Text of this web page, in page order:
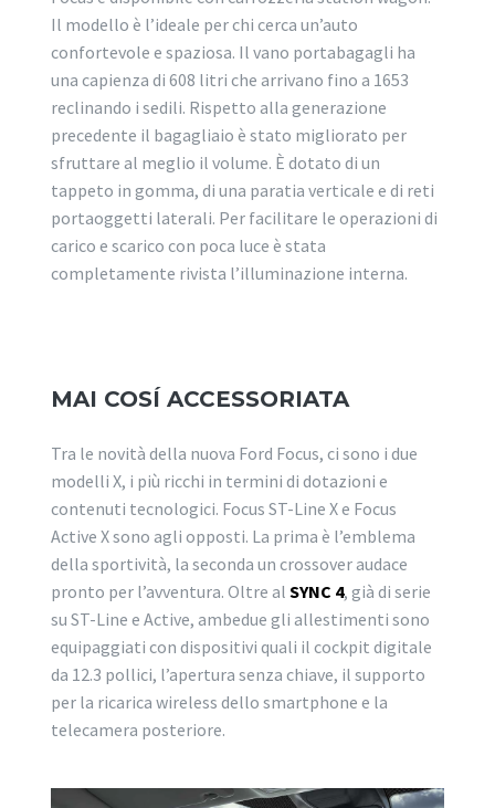
Il modello è l’ideale per chi cerca un’auto
confortevole e spaziosa. Il vano portabagagli ha
una capienza di 608 litri che arrivano fino a 1653
reclinando i sedili. Rispetto alla generazione
precedente il bagagliaio è stato migliorato per
sfruttare al meglio il volume. È dotato di un
tappeto in gomma, di una paratia verticale e di reti
portaoggetti laterali. Per facilitare le operazioni di
carico e scarico con poca luce è stata
completamente rivista l’illuminazione interna.
MAI COSÍ ACCESSORIATA
Tra le novità della nuova Ford Focus, ci sono i due
modelli X, i più ricchi in termini di dotazioni e
contenuti tecnologici. Focus ST-Line X e Focus
Active X sono agli opposti. La prima è l’emblema
della sportività, la seconda un crossover audace
pronto per l’avventura. Oltre al SYNC 4, già di serie
su ST-Line e Active, ambedue gli allestimenti sono
equipaggiati con dispositivi quali il cockpit digitale
da 12.3 pollici, l’apertura senza chiave, il supporto
per la ricarica wireless dello smartphone e la
telecamera posteriore.